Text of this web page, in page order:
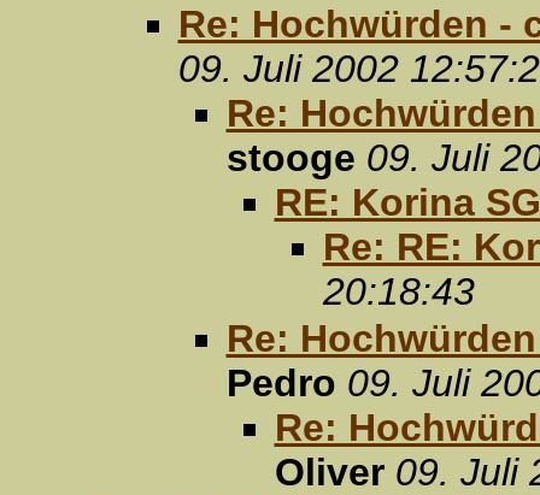
Re: Hochwürden -
09. Juli 2002
Re:
stooge 09. Juli
RE: Korina SG
Re: RE:
20:18:43
Re:
Pedro 09. Juli
Re:
Oliver 09. Juli